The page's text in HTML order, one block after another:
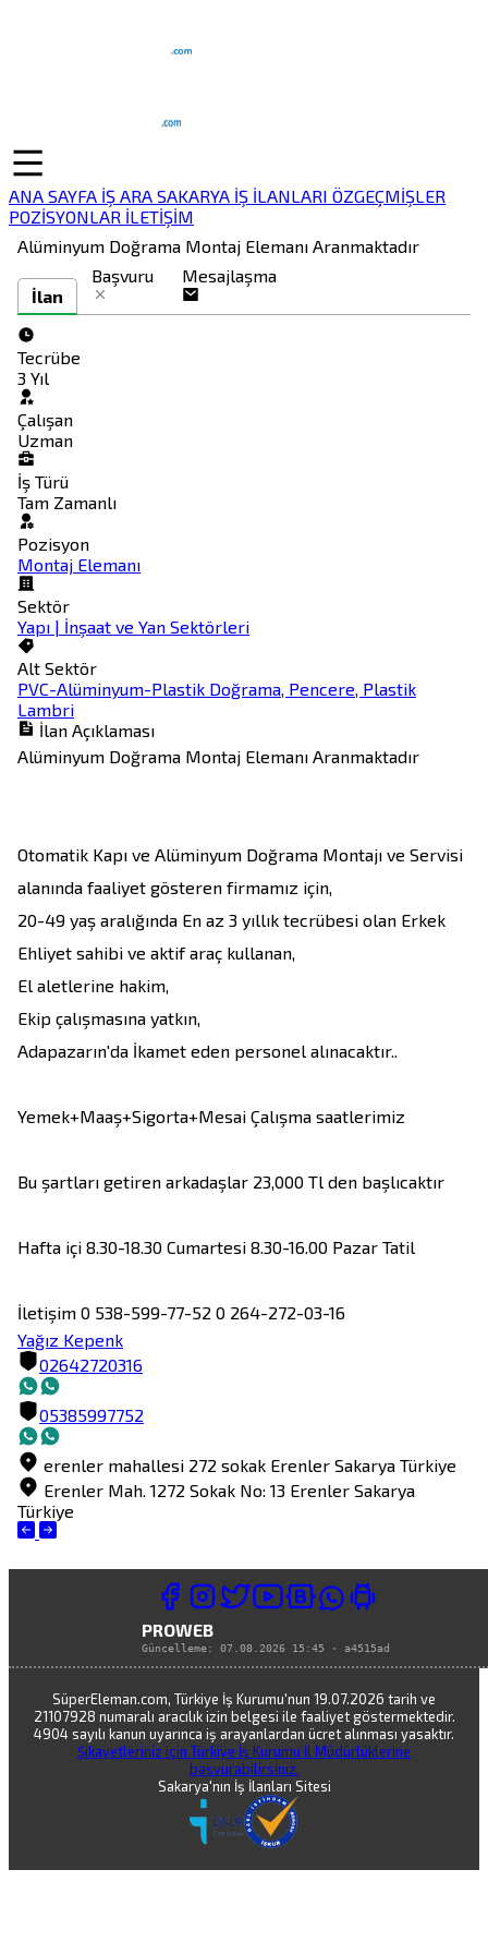
ANA SAYFA İŞ ARA SAKARYA İŞ İLANLARI ÖZGEÇMİŞLER
POZİSYONLAR İLETİŞİM
Alüminyum Doğrama Montaj Elemanı Aranmaktadır
İlan
Başvuru Mesajlaşma
Tecrübe
3 Yıl
Çalışan
Uzman
İş Türü
Tam Zamanlı
Pozisyon
Montaj Elemanı
Sektör
Yapı | İnşaat ve Yan Sektörleri
Alt Sektör
PVC-Alüminyum-Plastik Doğrama, Pencere, Plastik
Lambri
İlan Açıklaması
Alüminyum Doğrama Montaj Elemanı Aranmaktadır
Otomatik Kapı ve Alüminyum Doğrama Montajı ve Servisi
alanında faaliyet gösteren firmamız için,
20-49 yaş aralığında En az 3 yıllık tecrübesi olan Erkek
Ehliyet sahibi ve aktif araç kullanan,
El aletlerine hakim,
Ekip çalışmasına yatkın,
Adapazarın'da İkamet eden personel alınacaktır..
Yemek+Maaş+Sigorta+Mesai Çalışma saatlerimiz
Bu şartları getiren arkadaşlar 23,000 Tl den başlıcaktır
Hafta içi 8.30-18.30 Cumartesi 8.30-16.00 Pazar Tatil
Yağız Kepenk
02642720316
05385997752
erenler mahallesi 272 sokak Erenler Sakarya Türkiye
Erenler Mah. 1272 Sokak No: 13 Erenler Sakarya
Türkiye
PROWEB
Güncelleme: 07.08.2026 15:45 · a4515ad
SüperEleman.com, Türkiye İş Kurumu'nun 19.07.2026 tarih ve
21107928 numaralı aracılık izin belgesi ile faaliyet göstermektedir.
4904 sayılı kanun uyarınca iş arayanlardan ücret alınması yasaktır.
Şikayetleriniz için Türkiye İş Kurumu İl Müdürlüklerine
başvurabilirsiniz.
Sakarya'nın İş İlanları Sitesi